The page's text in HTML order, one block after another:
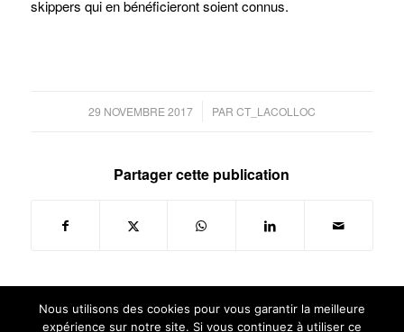
skippers qui en bénéficieront soient connus.
29 NOVEMBRE 2017
/ PAR CT_LACOLLOC
Partager cette publication
Nous utilisons des cookies pour vous garantir la meilleure
expérience sur notre site. Si vous continuez à utiliser ce